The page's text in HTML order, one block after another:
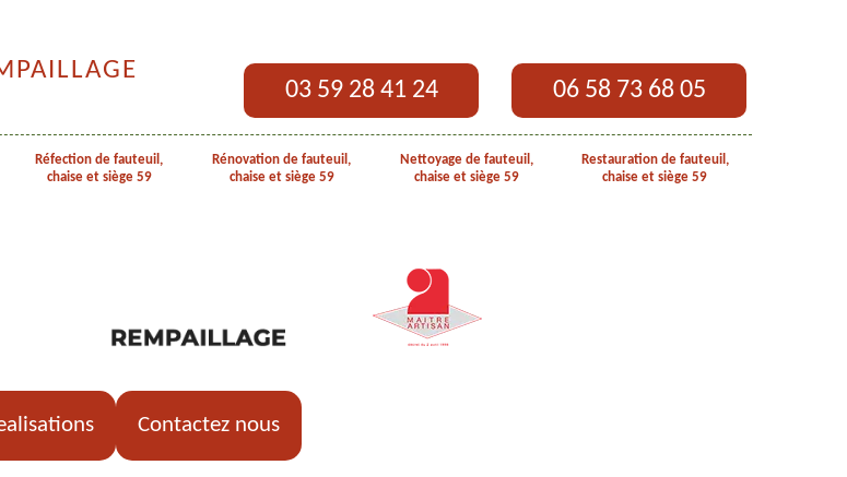
03 59 28 41 24 06 58 73 68 05
Réfection de fauteuil,
chaise et siège 59
Rénovation de fauteuil,
chaise et siège 59
Nettoyage de fauteuil,
chaise et siège 59
Restauration de fauteuil,
chaise et siège 59
Contactez nous